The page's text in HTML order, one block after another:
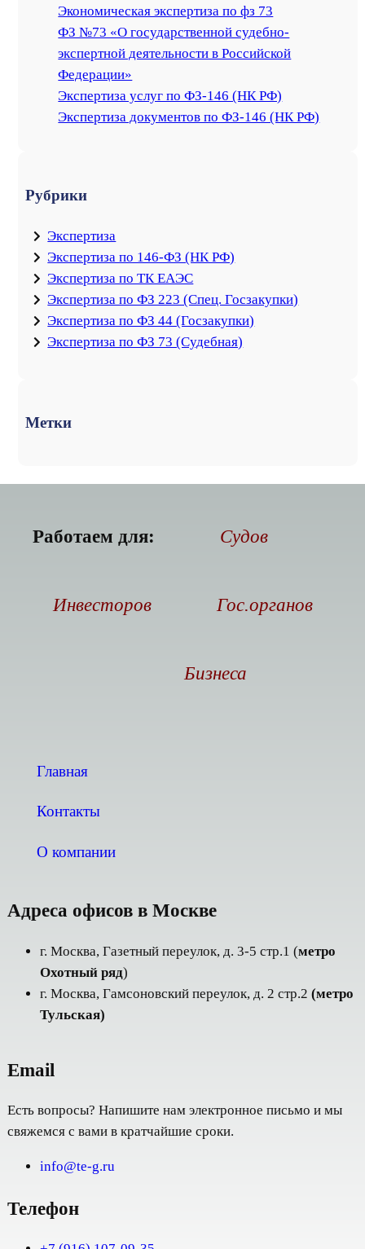
Экономическая экспертиза по фз 73
ФЗ №73 «О государственной судебно-
экспертной деятельности в Российской
Федерации»
Экспертиза услуг по ФЗ-146 (НК РФ)
Экспертиза документов по ФЗ-146 (НК РФ)
Рубрики
Экспертиза
Экспертиза по 146-ФЗ (НК РФ)
Экспертиза по ТК ЕАЭС
Экспертиза по ФЗ 223 (Спец. Госзакупки)
Экспертиза по ФЗ 44 (Госзакупки)
Экспертиза по ФЗ 73 (Судебная)
Метки
Работаем для: Судов
Инвесторов Гос.органов
Бизнеса
Главная
Контакты
О компании
Адреса офисов в Москве
г. Москва, Газетный переулок, д. 3-5 стр.1 (метро
Охотный ряд)
г. Москва, Гамсоновский переулок, д. 2 стр.2 (метро
Тульская)
Email
Есть вопросы? Напишите нам электронное письмо и мы
свяжемся с вами в кратчайшие сроки.
info@te-g.ru
Телефон